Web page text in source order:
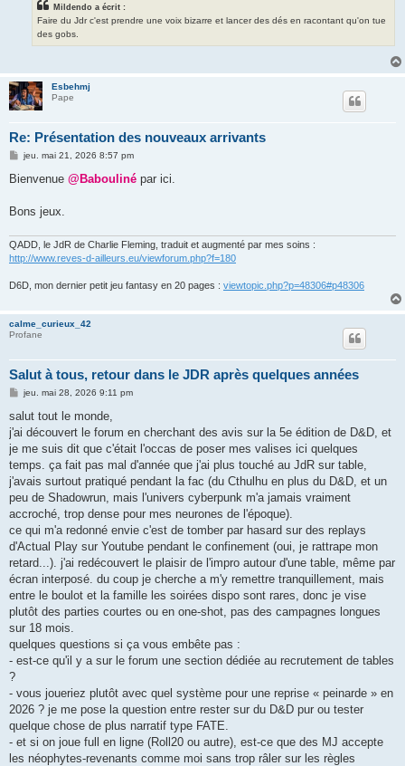
Mildendo a écrit :
Faire du Jdr c'est prendre une voix bizarre et lancer des dés en racontant qu'on tue
des gobs.
Esbehmj
Pape
Re: Présentation des nouveaux arrivants
M
s
g
jeu. mai 21, 2026 8:57 pm
Bienvenue @Babouliné par ici.
Bons jeux.
QADD, le JdR de Charlie Fleming, traduit et augmenté par mes soins :
http://www.reves-d-ailleurs.eu/viewforum.php?f=180
D6D, mon dernier petit jeu fantasy en 20 pages : viewtopic.php?p=48306#p48306
calme_curieux_42
Profane
Salut à tous, retour dans le JDR après quelques années
M
s
a
g
jeu. mai 28, 2026 9:11 pm
salut tout le monde,
j'ai découvert le forum en cherchant des avis sur la 5e édition de D&D, et
je me suis dit que c'était l'occas de poser mes valises ici quelques
temps. ça fait pas mal d'année que j'ai plus touché au JdR sur table,
j'avais surtout pratiqué pendant la fac (du Cthulhu en plus du D&D, et un
peu de Shadowrun, mais l'univers cyberpunk m'a jamais vraiment
accroché, trop dense pour mes neurones de l'époque).
ce qui m'a redonné envie c'est de tomber par hasard sur des replays
d'Actual Play sur Youtube pendant le confinement (oui, je rattrape mon
retard...). j'ai redécouvert le plaisir de l'impro autour d'une table, même par
écran interposé. du coup je cherche a m'y remettre tranquillement, mais
entre le boulot et la famille les soirées dispo sont rares, donc je vise
plutôt des parties courtes ou en one-shot, pas des campagnes longues
sur 18 mois.
quelques questions si ça vous embête pas :
- est-ce qu'il y a sur le forum une section dédiée au recrutement de tables
?
- vous joueriez plutôt avec quel système pour une reprise « peinarde » en
2026 ? je me pose la question entre rester sur du D&D pur ou tester
quelque chose de plus narratif type FATE.
- et si on joue full en ligne (Roll20 ou autre), est-ce que des MJ accepte
les néophytes-revenants comme moi sans trop râler sur les règles